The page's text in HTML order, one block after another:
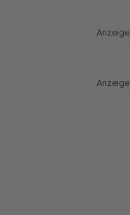
Anzeige
Anzeige